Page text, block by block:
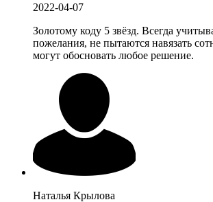
2022-04-07
Золотому коду 5 звёзд. Всегда
пожелания, не пытаются навязать
могут обосновать любое решение.
Наталья Крылова